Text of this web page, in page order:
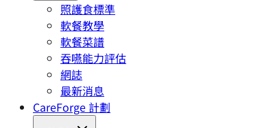
照護食標準
軟餐教學
軟餐菜譜
吞嚥能力評估
網誌
最新消息
CareForge 計劃